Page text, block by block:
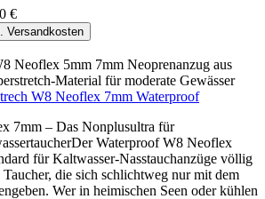
€
Versandkosten
W8 Neoflex 7mm Waterproof
7mm – Das Nonplusultra für
Waterproof W8 Neoflex
für Kaltwasser-Nasstauchanzüge völlig
die sich schlichtweg nur mit dem
Wer in heimischen Seen oder kühlen